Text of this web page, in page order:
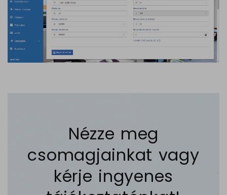
Nézze meg
csomagjainkat vagy
kérje ingyenes